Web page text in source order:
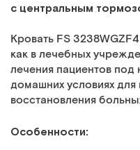
с центральным
Кровать FS
как в лечебных
лечения пациентов
домашних условиях
восстановления
Особенности: